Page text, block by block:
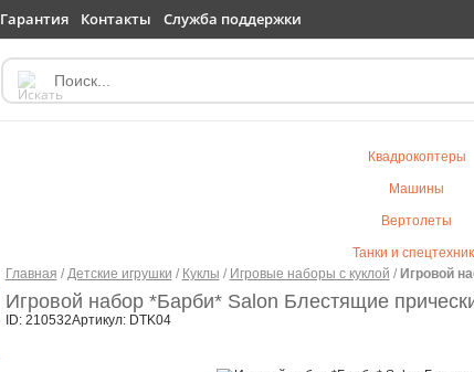
Гарантия Контакты Служба поддержки
Квадрокоптеры
Машины
Вертолеты
Танки и
Самолеты
Судомодели
Главная / Детские игрушки / Куклы / Игровые наборы с куклой / Игровой
Игровой набор *Барби* Salon Блестящие
ID: 210532Артикул: DTK04